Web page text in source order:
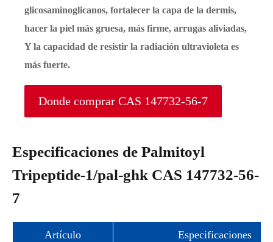
glicosaminoglicanos, fortalecer la capa de la dermis,
hacer la piel más gruesa, más firme, arrugas aliviadas,
Y la capacidad de resistir la radiación ultravioleta es
más fuerte.
Donde comprar CAS 147732-56-7
Especificaciones de Palmitoyl
Tripeptide-1/pal-ghk CAS 147732-56-
7
Artículo Especificaciones